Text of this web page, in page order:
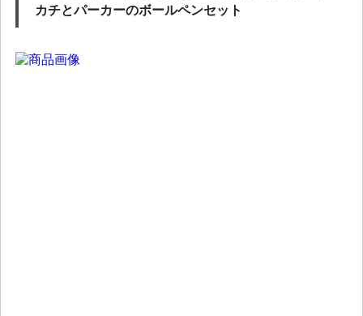
カチとパーカーのボールペンセット